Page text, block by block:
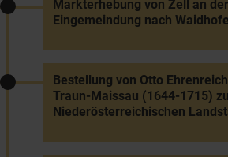
Markterhebung von Zell an
Eingemeindung nach
Bestellung von Otto
Traun-Maissau (1644-1715)
Niederösterreichischen